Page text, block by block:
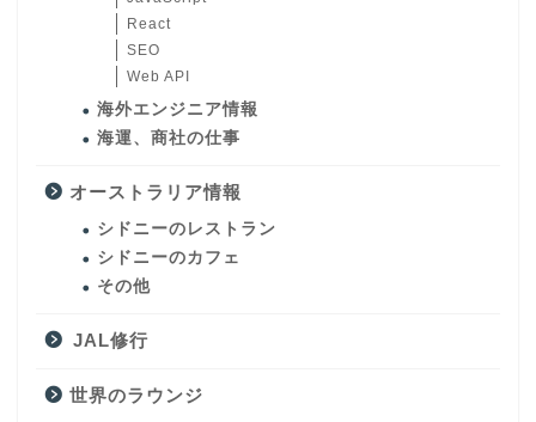
React
SEO
Web API
海外エンジニア情報
海運、商社の仕事
オーストラリア情報
シドニーのレストラン
シドニーのカフェ
その他
JAL修行
世界のラウンジ